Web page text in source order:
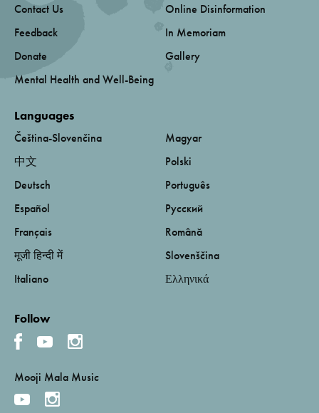
Contact Us
Feedback
Donate
Mental Health and Well-Being
Online Disinformation
In Memoriam
Gallery
Languages
Čeština-Slovenčina
中文
Deutsch
Español
Français
मूजी हिन्दी में
Italiano
Magyar
Polski
Português
Русский
Română
Slovenščina
Ελληνικά
Follow
Mooji Mala Music